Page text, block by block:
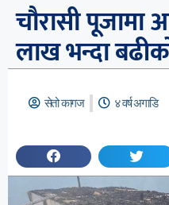
चौरासी पूजामा
लाख भन्दा
सेतो कागज ४ वर्ष अगाडि